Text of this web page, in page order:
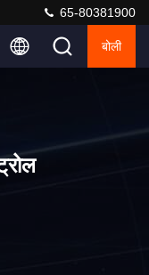
65-80381900
बोली